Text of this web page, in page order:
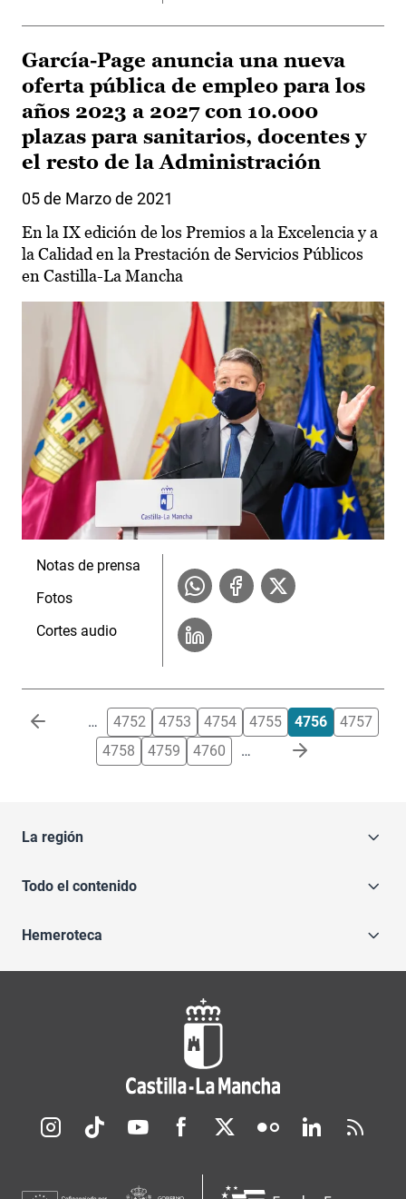
García-Page anuncia una nueva
oferta pública de empleo para los
años 2023 a 2027 con 10.000
plazas para sanitarios, docentes y
el resto de la Administración
05 de Marzo de 2021
En la IX edición de los Premios a la Excelencia y a
la Calidad en la Prestación de Servicios Públicos
en Castilla-La Mancha
Notas de prensa
Fotos
Cortes audio
Paginación … 4752 4753 4754 4755 4756
4757
4758
4759 4760 …
La región
Todo el contenido
Hemeroteca
Redes sociales JCCM